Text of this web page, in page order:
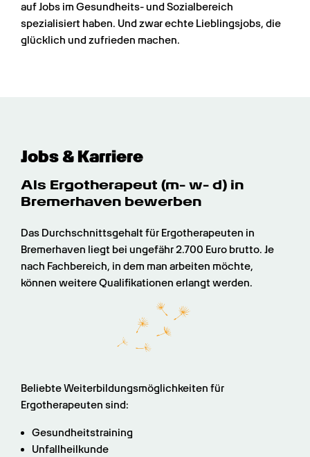
auf Jobs im Gesundheits- und Sozialbereich
spezialisiert haben. Und zwar echte Lieblingsjobs, die
glücklich und zufrieden machen.
Jobs & Karriere
Als Ergotherapeut (m- w- d) in
Bremerhaven bewerben
Das Durchschnittsgehalt für Ergotherapeuten in
Bremerhaven liegt bei ungefähr 2.700 Euro brutto. Je
nach Fachbereich, in dem man arbeiten möchte,
können weitere Qualifikationen erlangt werden.
Beliebte Weiterbildungsmöglichkeiten für
Ergotherapeuten sind:
Gesundheitstraining
Unfallheilkunde